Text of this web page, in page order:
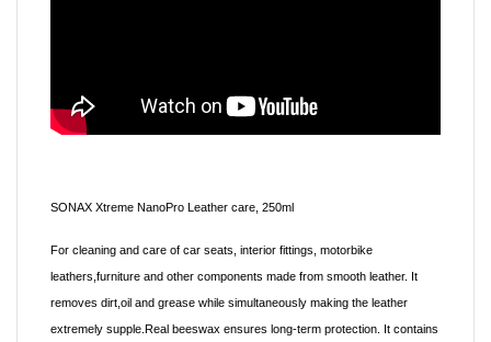
SONAX Xtreme NanoPro Leather care, 250ml
For cleaning and care of car seats, interior fittings, motorbike
leathers,furniture and other components made from smooth leather. It
removes dirt,oil and grease while simultaneously making the leather
extremely supple.Real beeswax ensures long-term protection. It contains